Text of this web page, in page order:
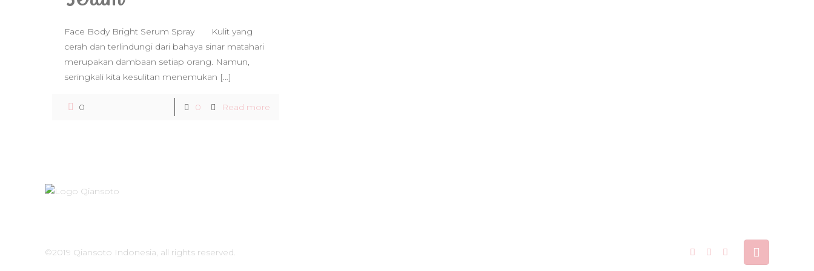
Face Body Bright Serum Spray Kulit yang
cerah dan terlindungi dari bahaya sinar matahari
merupakan dambaan setiap orang. Namun,
seringkali kita kesulitan menemukan […]
0 0 Read more
©2019 Qiansoto Indonesia, all rights reserved.